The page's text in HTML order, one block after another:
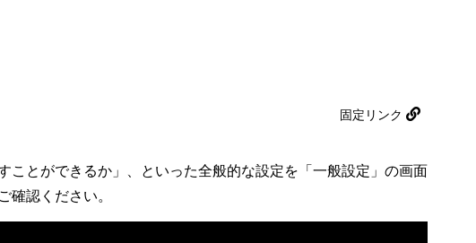
固定リンク
ことができるか」、といった全般的な設定を「一般設定」の画面
確認ください。